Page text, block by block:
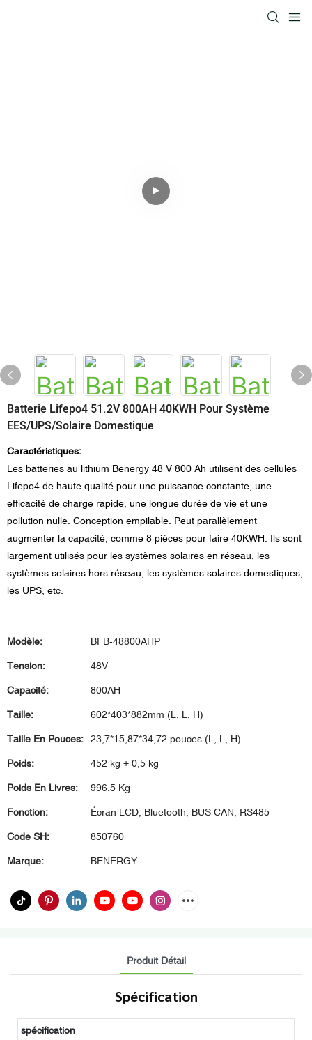
Batterie Lifepo4 51.2V 800AH 40KWH Pour Système
EES/UPS/solaire Domestique
Caractéristiques:
Les batteries au lithium Benergy 48 V 800 Ah utilisent des cellules
Lifepo4 de haute qualité pour une puissance constante, une
efficacité de charge rapide, une longue durée de vie et une
pollution nulle. Conception empilable. Peut parallèlement
augmenter la capacité, comme 8 pièces pour faire 40KWH. Ils sont
largement utilisés pour les systèmes solaires en réseau, les
systèmes solaires hors réseau, les systèmes solaires domestiques,
les UPS, etc.
Modèle: BFB-48800AHP
Tension: 48V
Capacité: 800AH
Taille: 602*403*882mm (L, L, H)
Taille En Pouces: 23,7*15,87*34,72 pouces (L, L, H)
Poids: 452 kg ± 0,5 kg
Poids En Livres: 996.5 Kg
Fonction: Écran LCD, Bluetooth, BUS CAN, RS485
Code SH: 850760
Marque: BENERGY
Produit Détail
Spécification
spécification